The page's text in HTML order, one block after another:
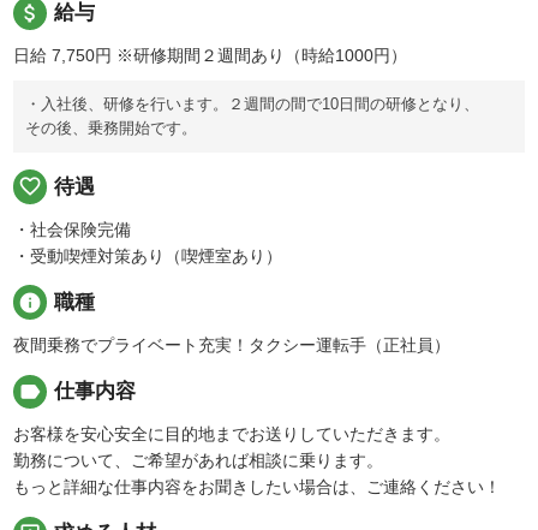
attach_money 給与
日給 7,750円 ※研修期間２週間あり（時給1000円）
・入社後、研修を行います。２週間の間で10日間の研修となり、
その後、乗務開始です。
favorite_border 待遇
・社会保険完備
・受動喫煙対策あり（喫煙室あり）
info 職種
夜間乗務でプライベート充実！タクシー運転手（正社員）
label 仕事内容
お客様を安心安全に目的地までお送りしていただきます。
勤務について、ご希望があれば相談に乗ります。
もっと詳細な仕事内容をお聞きしたい場合は、ご連絡ください！